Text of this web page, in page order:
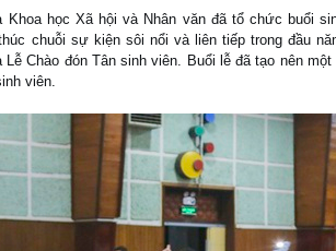
Khoa học Xã hội và Nhân văn đã tổ chức buổi
chuỗi sự kiện sôi nổi và liên tiếp trong đầu
Lễ Chào đón Tân sinh viên. Buổi lễ đã tạo nên
viên.